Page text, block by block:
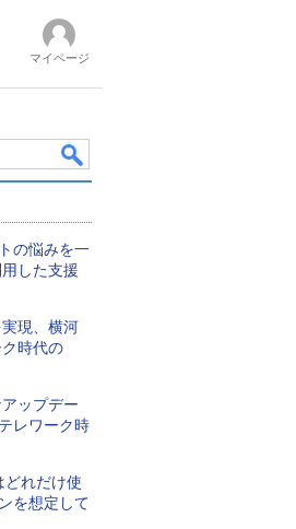
マイページ
の悩みを一
した支援
現、横河
時代の
ップデー
レワーク時
どれだけ使
を想定して